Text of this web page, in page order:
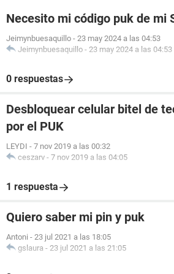
Necesito mi código puk de mi
Jeimynbuesaquillo - 23 may 2024 a las 04:53
Jeimynbuesaquillo - 23 may 2024 a las 04:53
0 respuestas
Desbloquear celular bitel de
por el PUK
LEYDI - 7 nov 2019 a las 00:32
ceszarv - 7 nov 2019 a las 04:05
1 respuesta
Quiero saber mi pin y puk
Antoni - 23 jul 2021 a las 18:05
gslaura - 23 jul 2021 a las 21:05